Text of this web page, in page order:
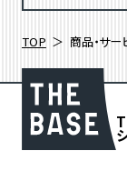
TOP 商品・サー